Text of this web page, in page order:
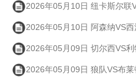
2026年05月10日 纽卡斯尔联VS诺丁汉森
2026年05月10日 阿森纳VS西汉姆联_
2026年05月09日 切尔西VS利物浦_
2026年05月09日 狼队VS布莱顿_